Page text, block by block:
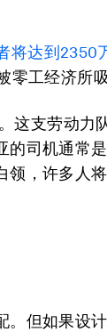
将达到 2350
零工经济所吸
这支劳动力
司机通常
领，许多人
但如果设